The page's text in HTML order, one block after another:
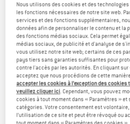
Nous utilisons des cookies et des
les fonctions nécessaires de notre site web.
services et des fonctions supplémentaires,
données afin de personnaliser le contenu et la
des fonctions médias sociaux. Cela permet
médias sociaux, de publicité et d'analyse de
vous utilisez notre site web; certains de ces
pays tiers sans garanties suffisantes pour
contre l'accès par les autorités. En cliquant sur
acceptez que nous procédions de cette
accepter les cookies à l’exception des
veuillez cliquer ici. Cependant, vous pouvez
cookies à tout moment dans « Paramètres »
catégories. Votre consentement est volontaire,
l’utilisation de ce site et peut être révoqué ou